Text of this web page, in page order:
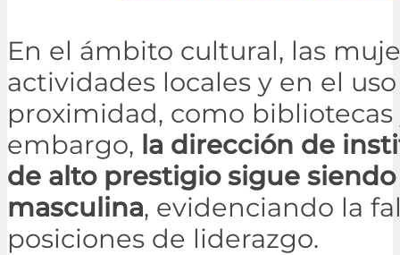
En el ámbito cultural, las
actividades locales y en el
proximidad, como bibliotecas
embargo, la dirección de
de alto prestigio sigue
masculina, evidenciando la
posiciones de liderazgo.